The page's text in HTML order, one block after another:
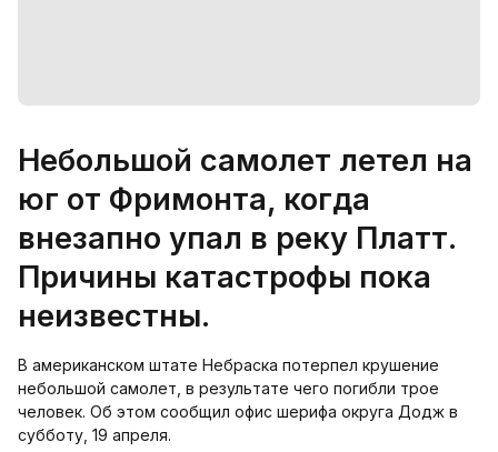
Небольшой самолет летел на
юг от Фримонта, когда
внезапно упал в реку Платт.
Причины катастрофы пока
неизвестны.
В американском штате Небраска потерпел крушение
небольшой самолет, в результате чего погибли трое
человек. Об этом сообщил офис шерифа округа Додж в
субботу, 19 апреля.